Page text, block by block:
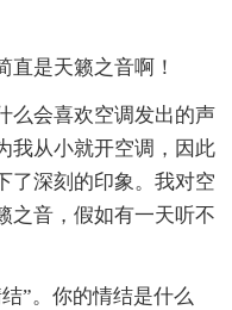
是天籁之音啊！
会喜欢空调发出的声
从小就开空调，因此
了深刻的印象。我对空
之音，假如有一天听不
”。你的情结是什么